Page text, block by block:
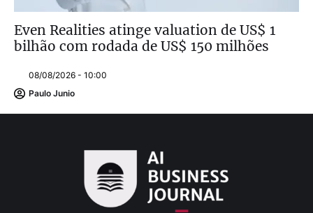
Even Realities atinge valuation de US$ 1
bilhão com rodada de US$ 150 milhões
08/08/2026 - 10:00
Paulo Junio